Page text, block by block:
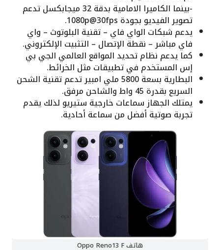
-بينما الكاميرا الامامية بدقة 32 ميجابكسل تدعم
تصوير الفيديو بجودة 1080p@30fps.
يدعم شبكات الواي فاي – تقنية البلوتوث – واي
فاي مباشر – نقطة الإتصال – التثبيت الإلكتروني.
كما يدعم نظام تحديد المواقع العالمي الجي بي
إس المستخدم في تطبيقات مثل الخرائط.
البطارية بسعة 5800 ملي امبير تدعم تقنية الشحن
السريع بقدرة 45 واط والشاحن مرفق.
يمتلك الجهاز سماعات خارجية ستيريو لذلك يقدم
تجربة صوتية أفضل من سماعة أحادية.
هاتف Oppo Reno13 F